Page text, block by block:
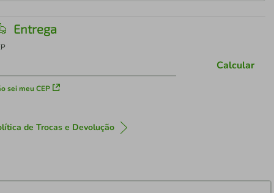
Entrega
sei meu CEP
Calcular
de Trocas e Devolução